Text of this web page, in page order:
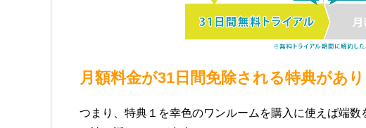
月額料金が31日間免除される特典があり
つまり、特典１を幸色のワンルームを購入に使えば端